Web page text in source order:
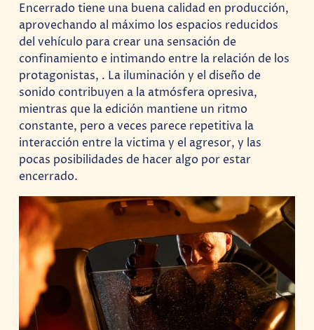
Encerrado tiene una buena calidad en producción,
aprovechando al máximo los espacios reducidos
del vehículo para crear una sensación de
confinamiento e intimando entre la relación de los
protagonistas, . La iluminación y el diseño de
sonido contribuyen a la atmósfera opresiva,
mientras que la edición mantiene un ritmo
constante, pero a veces parece repetitiva la
interacción entre la victima y el agresor, y las
pocas posibilidades de hacer algo por estar
encerrado.